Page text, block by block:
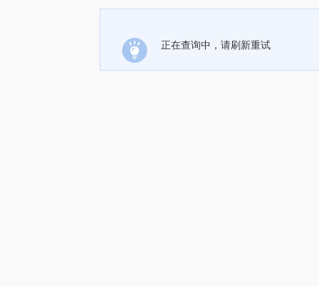
正在查询中，请刷新重试